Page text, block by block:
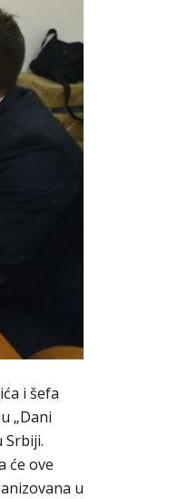
i šefa
„Dani
Srbiji.
će ove
u